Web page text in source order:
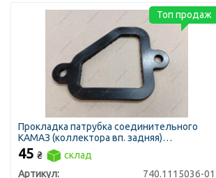
Прокладка патрубка соединительного
КАМАЗ (коллектора вп. задняя)
треугольник
45 ₴
склад
Артикул:
740.1115036-01
Топ продаж